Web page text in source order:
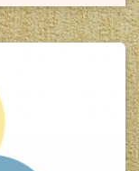
劉嘉吉
畫補助